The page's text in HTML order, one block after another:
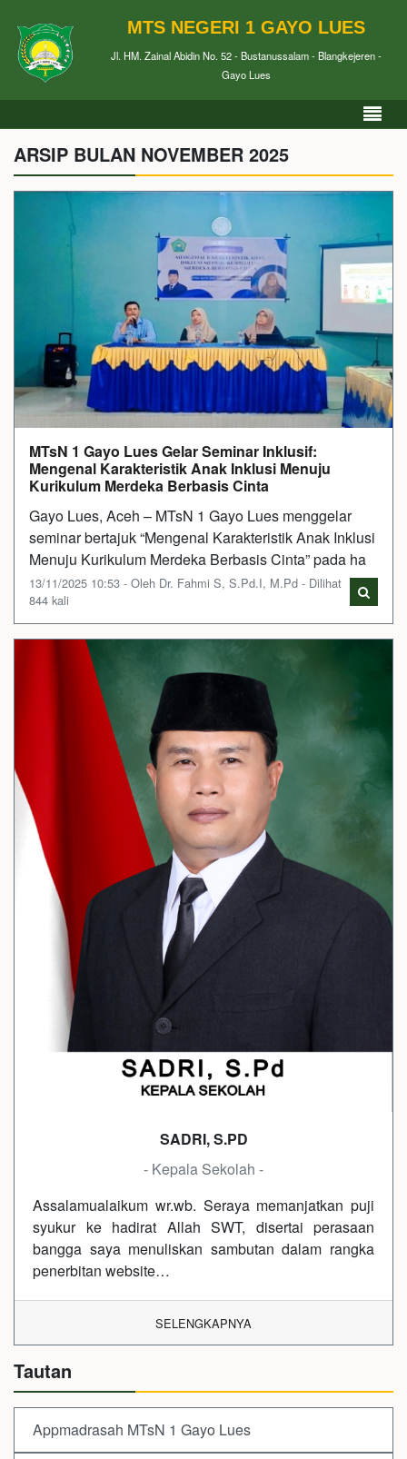
MTS NEGERI 1 GAYO LUES
Jl. HM. Zainal Abidin No. 52 - Bustanussalam - Blangkejeren -
Gayo Lues
ARSIP BULAN NOVEMBER 2025
MTsN 1 Gayo Lues Gelar Seminar Inklusif:
Mengenal Karakteristik Anak Inklusi Menuju
Kurikulum Merdeka Berbasis Cinta
Gayo Lues, Aceh – MTsN 1 Gayo Lues menggelar
seminar bertajuk “Mengenal Karakteristik Anak Inklusi
Menuju Kurikulum Merdeka Berbasis Cinta” pada ha
13/11/2025 10:53 - Oleh Dr. Fahmi S, S.Pd.I, M.Pd - Dilihat
844 kali
SADRI, S.PD
- Kepala Sekolah -
Assalamualaikum wr.wb. Seraya memanjatkan puji
syukur ke hadirat Allah SWT, disertai perasaan
bangga saya menuliskan sambutan dalam rangka
penerbitan website…
SELENGKAPNYA
Tautan
Appmadrasah MTsN 1 Gayo Lues